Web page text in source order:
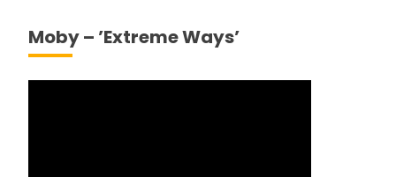
Moby – ’Extreme Ways’